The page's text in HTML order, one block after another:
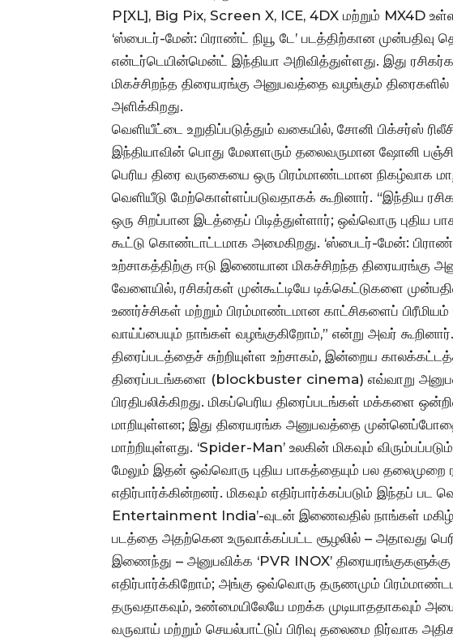
P[XL], Big Pix, Screen X, ICE, 4DX மற்றும் MX4D
‘ஸ்பைடர்-மேன்: பிராண்ட் நியூ டே’ படத்திற்கான
என்டர்டெயின்மென்ட் இந்தியா அறிவித்துள்ளது. இது
மிகச்சிறந்த திரையரங்கு அனுபவத்தை வழங்கும்
அளிக்கிறது.
வெளியீட்டை உறுதிப்படுத்தும் வகையில், சோனி பிக்சர்ஸ்
இந்தியாவின் பொது மேலாளரும் தலைவருமான ஷோனி
பெரிய திரை வருகையை ஒரு பிரம்மாண்டமான நிகழ்வாக
வெளியீடு மேற்கொள்ளப்படுவதாகக் கூறினார். “இந்திய
ஒரு சிறப்பான இடத்தைப் பிடித்துள்ளார்; ஒவ்வொரு புதிய
கூட்டு கொண்டாட்டமாக அமைகிறது. ‘ஸ்பைடர்-மேன்:
உற்சாகத்திற்கு ஈடு இணையான மிகச்சிறந்த திரையரங்கு
வேளையில், ரசிகர்கள் முன்கூட்டியே டிக்கெட்டுகளை
உணர்ச்சிகள் மற்றும் பிரம்மாண்டமான காட்சிகளைப் பிரீமியம்
வாய்ப்பையும் நாங்கள் வழங்குகிறோம்,” என்று அவர்
திரைப்படத்தைச் சுற்றியுள்ள உற்சாகம், இன்றைய
திரைப்படங்களை (blockbuster cinema) எவ்வாறு
பிரதிபலிக்கிறது. மிகப்பெரிய திரைப்படங்கள் மக்களை
மாறியுள்ளன; இது திரையரங்க அனுபவத்தை
மாற்றியுள்ளது. ‘Spider-Man’ உலகின் மிகவும்
மேலும் இதன் ஒவ்வொரு புதிய பாகத்தையும் பல தலைமுறை
எதிர்பார்க்கின்றனர். மிகவும் எதிர்பார்க்கப்படும் இந்தப் பட
Entertainment India’-வுடன் இணைவதில் நாங்கள்
படத்தை அதற்கென உருவாக்கப்பட்ட சூழலில் – அதாவது
இணைந்து – அனுபவிக்க ‘PVR INOX’
எதிர்பார்க்கிறோம்; அங்கு ஒவ்வொரு தருணமும்
தருவதாகவும், உண்மையிலேயே மறக்க முடியாததாகவும்
வருவாய் மற்றும் செயல்பாட்டுப் பிரிவு தலைமை நிர்வாக